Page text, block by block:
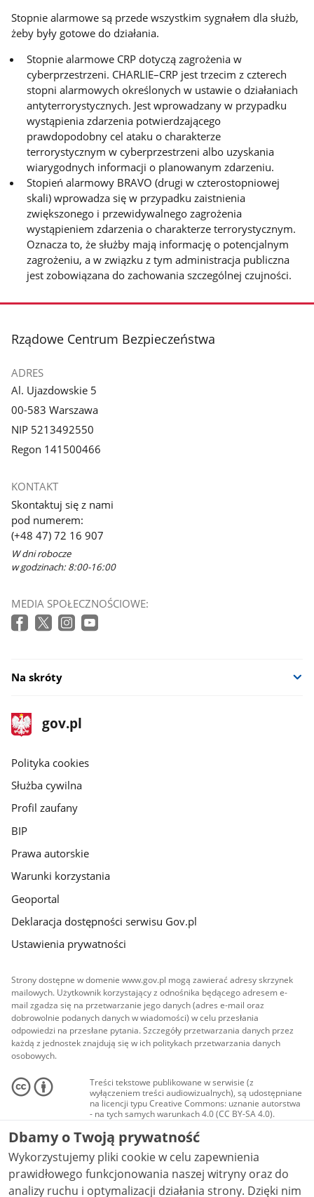
Stopnie alarmowe są przede wszystkim sygnałem dla służb,
żeby były gotowe do działania.
Stopnie alarmowe CRP dotyczą zagrożenia w
cyberprzestrzeni. CHARLIE–CRP jest trzecim z czterech
stopni alarmowych określonych w ustawie o działaniach
antyterrorystycznych. Jest wprowadzany w przypadku
wystąpienia zdarzenia potwierdzającego
prawdopodobny cel ataku o charakterze
terrorystycznym w cyberprzestrzeni albo uzyskania
wiarygodnych informacji o planowanym zdarzeniu.
Stopień alarmowy BRAVO (drugi w czterostopniowej
skali) wprowadza się w przypadku zaistnienia
zwiększonego i przewidywalnego zagrożenia
wystąpieniem zdarzenia o charakterze terrorystycznym.
Oznacza to, że służby mają informację o potencjalnym
zagrożeniu, a w związku z tym administracja publiczna
jest zobowiązana do zachowania szczególnej czujności.
stopka
Rządowe Centrum Bezpieczeństwa
ADRES
Al. Ujazdowskie 5
00-583 Warszawa
NIP 5213492550
Regon 141500466
KONTAKT
Skontaktuj się z nami
pod numerem:
(+48 47) 72 16 907
W dni robocze
w godzinach: 8:00-16:00
MEDIA SPOŁECZNOŚCIOWE:
Na skróty
stopka
gov.pl
Strona
gov.pl
gov.pl
Polityka cookies
Służba cywilna
Profil zaufany
BIP
Prawa autorskie
Warunki korzystania
Geoportal
Deklaracja dostępności serwisu Gov.pl
Ustawienia prywatności
Strony dostępne w domenie www.gov.pl mogą zawierać adresy skrzynek
mailowych. Użytkownik korzystający z odnośnika będącego adresem e-
mail zgadza się na przetwarzanie jego danych (adres e-mail oraz
dobrowolnie podanych danych w wiadomości) w celu przesłania
odpowiedzi na przesłane pytania. Szczegóły przetwarzania danych przez
każdą z jednostek znajdują się w ich politykach przetwarzania danych
osobowych.
Treści tekstowe publikowane w serwisie (z
wyłączeniem treści audiowizualnych), są udostępniane
na licencji typu Creative Commons: uznanie autorstwa
- na tych samych warunkach 4.0 (CC BY-SA 4.0).
Materiały audiowizualne, w tym zdjęcia, materiały
audio i wideo, są udostępniane na licencji typu
Creative Commons: uznanie autorstwa użycie
niekomercyjne - bez utworów zależnych 4.0 (CC BY-
NC-ND 4.0), o ile nie jest to stwierdzone inaczej.
Dbamy o Twoją prywatność
Wykorzystujemy pliki cookie w celu zapewnienia
prawidłowego funkcjonowania naszej witryny oraz do
analizy ruchu i optymalizacji działania strony. Dzięki nim